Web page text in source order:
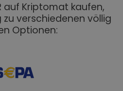
auf Kriptomat kaufen,
zu verschiedenen völlig
Optionen: